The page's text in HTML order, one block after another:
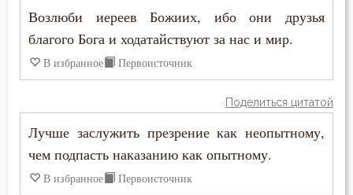
Мудрость
Мужество
Мысли
Мытарство
Возлюби иереев Божиих, ибо они друзья
благого Бога и ходатайствуют за нас и мир.
В избранное Первоисточник
Поделиться цитатой
Лучше заслужить презрение как неопытному,
чем подпасть наказанию как опытному.
В избранное Первоисточник